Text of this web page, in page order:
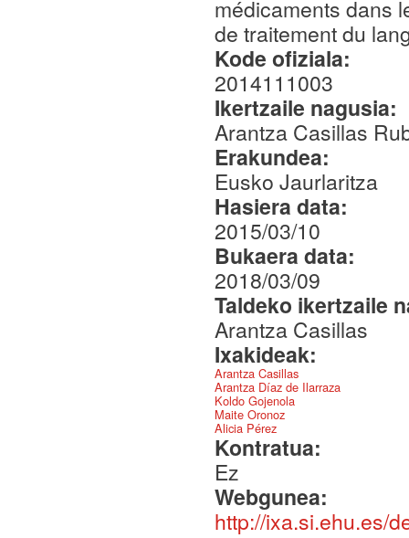
médicaments dans
de traitement du
Kode ofiziala:
2014111003
Ikertzaile nagusia:
Arantza Casillas
Erakundea:
Eusko Jaurlaritza
Hasiera data:
2015/03/10
Bukaera data:
2018/03/09
Taldeko ikertzaile
Arantza Casillas
Ixakideak:
Arantza Casillas
Arantza Díaz de Ilarraza
Koldo Gojenola
Maite Oronoz
Alicia Pérez
Kontratua:
Ez
Webgunea:
http://ixa.si.ehu.es/